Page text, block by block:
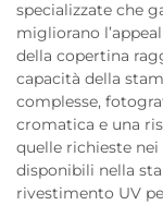
specializzate che
migliorano
della copertina
capacità della
complesse,
cromatica e una
quelle richieste
disponibili nella
rivestimento UV